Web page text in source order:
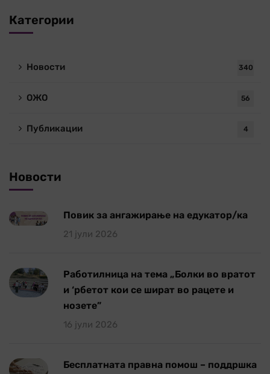
Категории
Новости 340
ОЖО 56
Публикации 4
Новости
Повик за ангажирање на едукатор/ка
21 јули 2026
Работилница на тема „Болки во вратот
и ‘рбетот кои се шират во рацете и
нозете”
16 јули 2026
Бесплатната правна помош – поддршка